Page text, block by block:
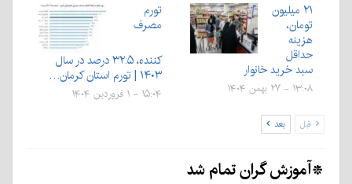
۲۱ میلیون
تومان،
هزینه
حداقل
سبد خرید خانوار
۱۳:۰۸ - ۲۷ بهمن ۱۴۰۴
تورم
مصرف
کننده، ۳۲.۵ درصد در سال
۱۴۰۳ | تورم استان کرمان…
۱۵:۰۴ - ۱ فروردین ۱۴۰۴
قبل بعد
*آموزش گران تمام شد